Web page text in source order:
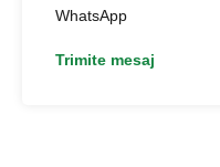
WhatsApp
Trimite mesaj